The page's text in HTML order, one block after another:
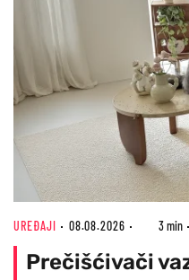
UREĐAJI 08.08.2026 3 min
Prečišćivači